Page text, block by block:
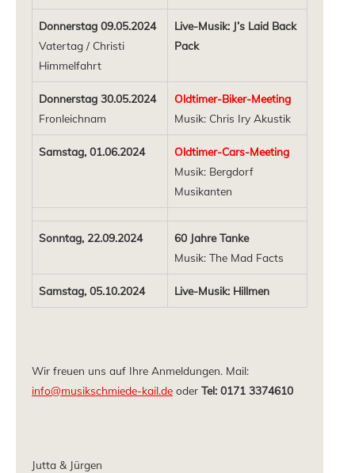
Donnerstag 09.05.2024
Vatertag / Christi
Himmelfahrt
Live-Musik: J’s Laid Back
Pack
Donnerstag 30.05.2024
Fronleichnam
Oldtimer-Biker-Meeting
Musik: Chris Iry Akustik
Samstag, 01.06.2024
Oldtimer-Cars-Meeting
Musik: Bergdorf
Musikanten
Sonntag, 22.09.2024
60 Jahre Tanke
Musik: The Mad Facts
Samstag, 05.10.2024 Live-Musik: Hillmen
Wir freuen uns auf Ihre Anmeldungen. Mail:
info@musikschmiede-kail.de oder Tel: 0171 3374610
Jutta & Jürgen